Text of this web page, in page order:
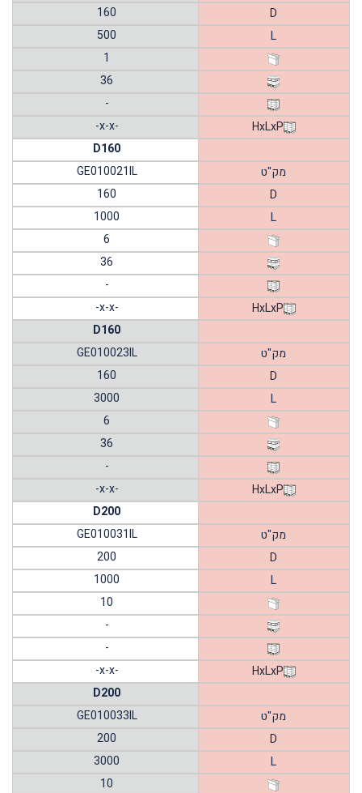
D
160
L
500
1
36
-
HxLxP
-x-x-
D160
מק"ט
GE010021IL
D
160
L
1000
6
36
-
HxLxP
-x-x-
D160
מק"ט
GE010023IL
D
160
L
3000
6
36
-
HxLxP
-x-x-
D200
מק"ט
GE010031IL
D
200
L
1000
10
-
-
HxLxP
-x-x-
D200
מק"ט
GE010033IL
D
200
L
3000
10